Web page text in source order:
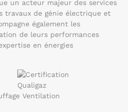
un acteur majeur des services
travaux de génie électrique et
également les
de leurs performances
en énergies